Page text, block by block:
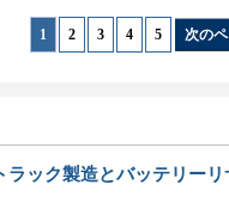
1 2 3 4 5 次の
ック製造とバッテリー